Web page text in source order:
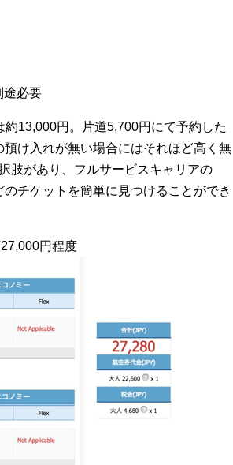
途必要
13,000円。片道5,700円にて予約した
け入れが無い場合にはそれほど高く無
肢があり、フルサービスキャリアの
チケットを簡単に見つけることができ
円程度